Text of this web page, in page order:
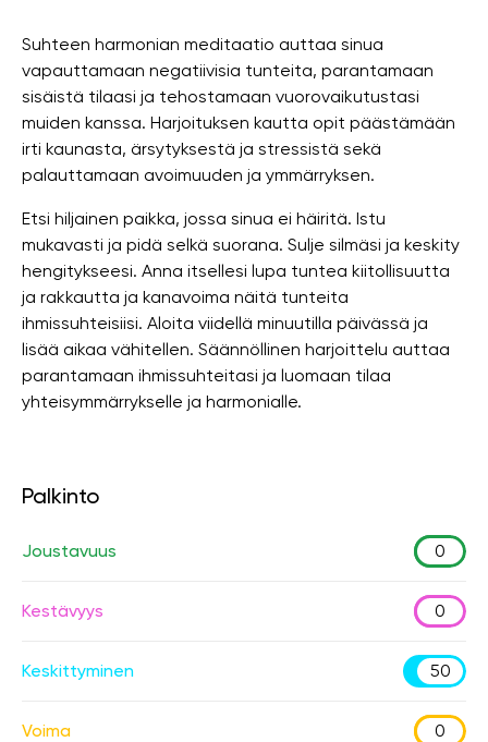
Suhteen harmonian meditaatio auttaa sinua
vapauttamaan negatiivisia tunteita, parantamaan
sisäistä tilaasi ja tehostamaan vuorovaikutustasi
muiden kanssa. Harjoituksen kautta opit päästämään
irti kaunasta, ärsytyksestä ja stressistä sekä
palauttamaan avoimuuden ja ymmärryksen.
Etsi hiljainen paikka, jossa sinua ei häiritä. Istu
mukavasti ja pidä selkä suorana. Sulje silmäsi ja keskity
hengitykseesi. Anna itsellesi lupa tuntea kiitollisuutta
ja rakkautta ja kanavoima näitä tunteita
ihmissuhteisiisi. Aloita viidellä minuutilla päivässä ja
lisää aikaa vähitellen. Säännöllinen harjoittelu auttaa
parantamaan ihmissuhteitasi ja luomaan tilaa
yhteisymmärrykselle ja harmonialle.
Palkinto
Joustavuus 0
Kestävyys 0
Keskittyminen 50
Voima 0